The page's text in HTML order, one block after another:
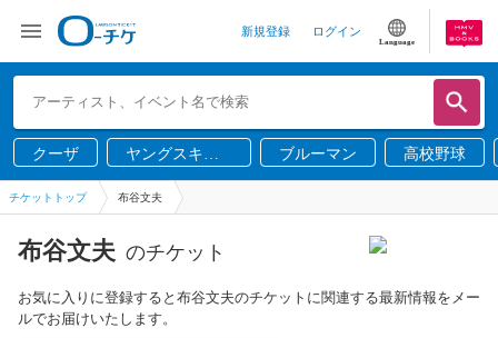
新規登録 ログイン
Language
クーザ
ヤングスキニ
ー
ブルーマン 高校野球
チケットトップ 布谷文夫
布谷文夫 のチケット
お気に入りに登録すると布谷文夫のチケットに関連する最新情報をメー
ルでお届けいたします。